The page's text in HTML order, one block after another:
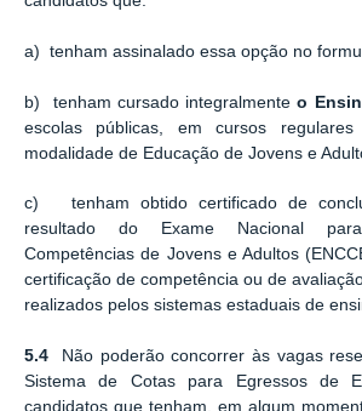
a) tenham assinalado essa opção no
b) tenham cursado integralmenteo
escolas públicas, em cursos
modalidade de Educação de Jovens e
c) tenham obtido certificado de
resultado do Exame Nacional
Competências de Jovens e Adultos
certificação de competência ou de
realizados pelos sistemas estaduais de
5.4 Não poderão concorrer às vagas
Sistema de Cotas para Egressos de
candidatos que tenham, em algum